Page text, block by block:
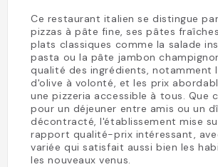
Ce restaurant italien se distingue
pizzas à pâte fine, ses pâtes
plats classiques comme la salade
pasta ou la pâte jambon
qualité des ingrédients, notamment
d'olive à volonté, et les prix
une pizzeria accessible à tous. Que
pour un déjeuner entre amis ou un
décontracté, l'établissement mise
rapport qualité-prix intéressant,
variée qui satisfait aussi bien les
les nouveaux venus.